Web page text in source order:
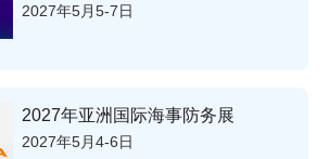
2027年5月5-7日
2027年亚洲国际海事防务展
2027年5月4-6日